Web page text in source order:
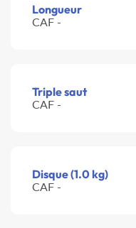
Longueur
CAF -
Triple saut
CAF -
Disque (1.0 kg)
CAF -